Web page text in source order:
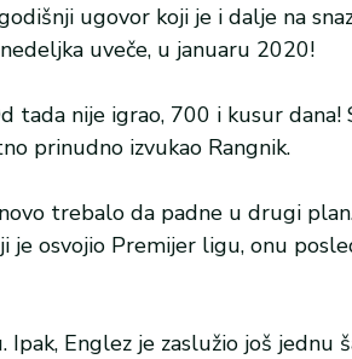
ugovor koji je i dalje na
uveče, u januaru 2020!
tada nije igrao, 700 i kusur dana!
prinudno izvukao Rangnik.
trebalo da padne u drugi
je osvojio Premijer ligu, onu
Englez je zaslužio još jednu